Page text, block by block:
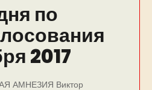
по
2017
АМНЕЗИЯ Виктор